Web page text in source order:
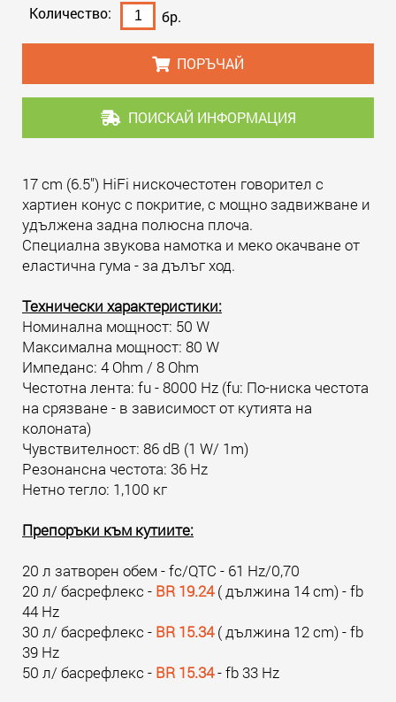
Количество: бр.
ПОРЪЧАЙ
ПОИСКАЙ ИНФОРМАЦИЯ
17 cm (6.5") HiFi нискочестотен говорител с
хартиен конус с покритие, с мощно задвижване и
удължена задна полюсна плоча.
Специална звукова намотка и меко окачване от
еластична гума - за дълъг ход.
Технически характеристики:
Номинална мощност: 50 W
Максимална мощност: 80 W
Импеданс: 4 Ohm / 8 Ohm
Честотна лента: fu - 8000 Hz (fu: По-ниска честота
на срязване - в зависимост от кутията на
колоната)
Чувствителност: 86 dB (1 W/ 1m)
Резонансна честота: 36 Hz
Нетно тегло: 1,100 кг
Препоръки към кутиите:
20 л затворен обем - fc/QTC - 61 Hz/0,70
20 л/ басрефлекс - BR 19.24( дължина 14 cm) - fb
44 Hz
30 л/ басрефлекс - BR 15.34( дължина 12 cm) - fb
39 Hz
50 л/ басрефлекс - BR 15.34- fb 33 Hz